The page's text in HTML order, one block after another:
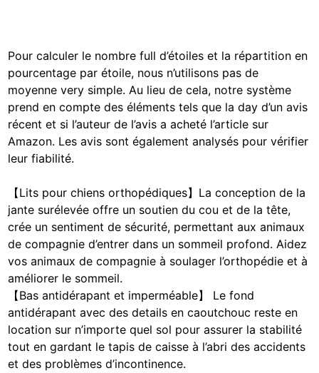
Pour calculer le nombre full d’étoiles et la répartition en
pourcentage par étoile, nous n’utilisons pas de
moyenne very simple. Au lieu de cela, notre système
prend en compte des éléments tels que la day d’un avis
récent et si l’auteur de l’avis a acheté l’article sur
Amazon. Les avis sont également analysés pour vérifier
leur fiabilité.
【Lits pour chiens orthopédiques】La conception de la
jante surélevée offre un soutien du cou et de la tête,
crée un sentiment de sécurité, permettant aux animaux
de compagnie d’entrer dans un sommeil profond. Aidez
vos animaux de compagnie à soulager l’orthopédie et à
améliorer le sommeil.
【Bas antidérapant et imperméable】 Le fond
antidérapant avec des details en caoutchouc reste en
location sur n’importe quel sol pour assurer la stabilité
tout en gardant le tapis de caisse à l’abri des accidents
et des problèmes d’incontinence.